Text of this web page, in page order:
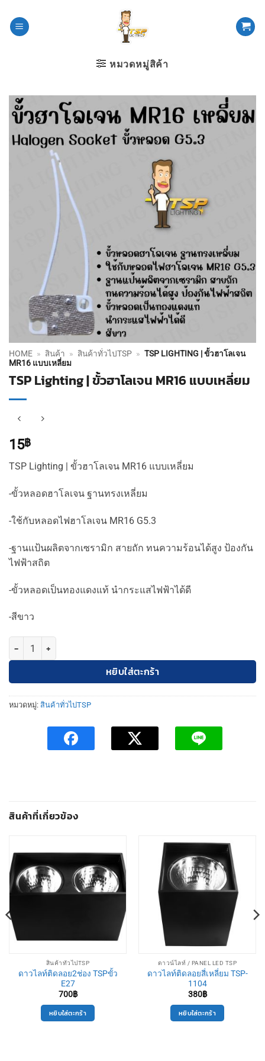
หมวดหมู่สิค้า
HOME » สินค้า » สินค้าทั่วไปTSP » TSP LIGHTING | ขั้วฮาโลเจน
MR16 แบบเหลี่ยม
TSP Lighting | ขั้วฮาโลเจน MR16 แบบเหลี่ยม
15฿
TSP Lighting | ขั้วฮาโลเจน MR16 แบบเหลี่ยม
-ขั้วหลอดฮาโลเจน ฐานทรงเหลี่ยม
-ใช้กับหลอดไฟฮาโลเจน MR16 G5.3
-ฐานแป้นผลิตจากเซรามิก สายถัก ทนความร้อนได้สูง ป้องกัน
ไฟฟ้าสถิต
-ขั้วหลอดเป็นทองแดงแท้ นำกระแสไฟฟ้าได้ดี
-สีขาว
จำนวน TSP Lighting | ขั้วฮาโลเจน MR16 แบบเหลี่ยม ชิ้น
หยิบใส่ตะกร้า
หมวดหมู่: สินค้าทั่วไปTSP
สินค้าที่เกี่ยวข้อง
สินค้าทั่วไปTSP
ดาวไลท์ติดลอย2ช่อง TSPขั้ว
E27
700฿
หยิบใส่ตะกร้า
ดาวน์ไลท์ / PANEL LED TSP
ดาวไลท์ติดลอยสี่เหลี่ยม TSP-
1104
380฿
หยิบใส่ตะกร้า